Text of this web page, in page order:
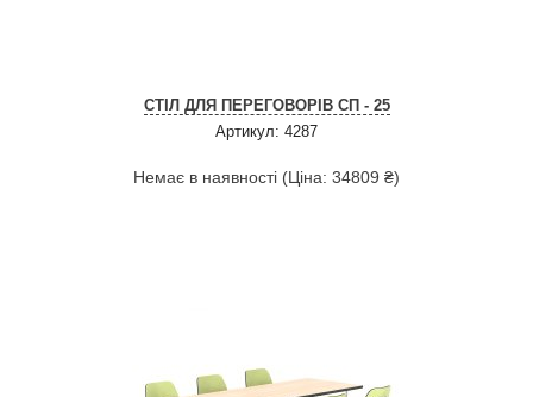
СТІЛ ДЛЯ ПЕРЕГОВОРІВ СП - 25
Артикул: 4287
Немає в наявності (Ціна: 34809 ₴)